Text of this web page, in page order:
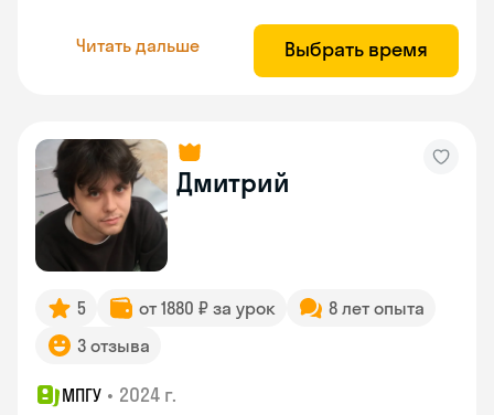
Читать дальше Выбрать время
Дмитрий
5 от 1880 ₽ за урок
8 лет опыта
3 отзыва
МПГУ • 2024 г.